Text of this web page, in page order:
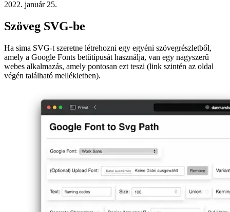
alakítani
Szöveg SVG-be
webes alkalmazás, amely pontosan ezt teszi (link szintén az oldal
végén található mellékletben).